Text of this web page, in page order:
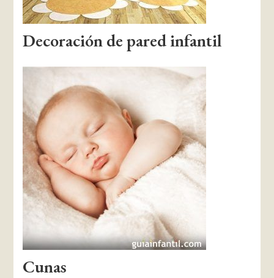
Decoración de pared infantil
Cunas